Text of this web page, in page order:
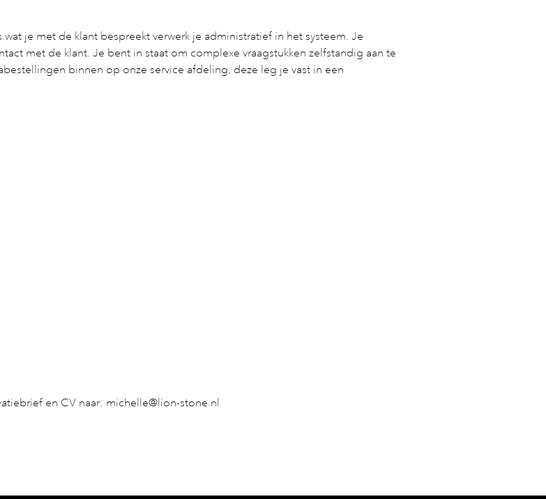
je met de klant bespreekt verwerk je administratief in het systeem. Je
met de klant. Je bent in staat om complexe vraagstukken zelfstandig aan te
binnen op onze service afdeling, deze leg je vast in een
en CV naar: michelle@lion-stone.nl